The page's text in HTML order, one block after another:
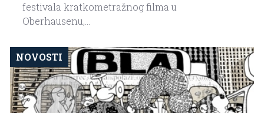
festivala kratkometražnog filma u
Oberhausenu,...
NOVOSTI